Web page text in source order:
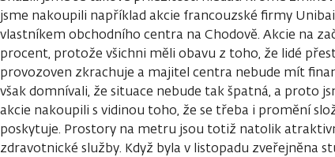
jsme nakoupili například akcie francouzské firmy
vlastníkem obchodního centra na Chodově. Akcie na
procent, protože všichni měli obavu z toho, že lidé
provozoven zkrachuje a majitel centra nebude mít
však domnívali, že situace nebude tak špatná, a proto
akcie nakoupili s vidinou toho, že se třeba i promění
poskytuje. Prostory na metru jsou totiž natolik
zdravotnické služby. Když byla v listopadu zveřejněna